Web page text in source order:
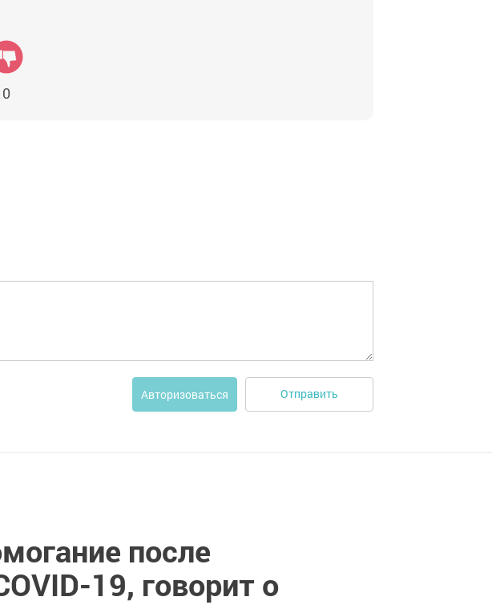
0
Авторизоваться Отправить
после
19, говорит о